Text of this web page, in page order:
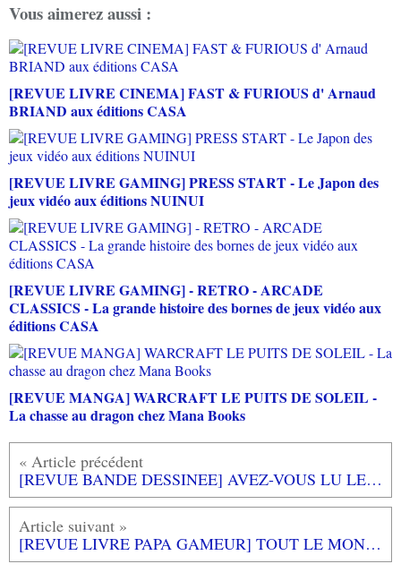
Vous aimerez aussi :
[REVUE LIVRE CINEMA] FAST & FURIOUS d' Arnaud
BRIAND aux éditions CASA
[REVUE LIVRE GAMING] PRESS START - Le Japon des
jeux vidéo aux éditions NUINUI
[REVUE LIVRE GAMING] - RETRO - ARCADE
CLASSICS - La grande histoire des bornes de jeux vidéo aux
éditions CASA
[REVUE MANGA] WARCRAFT LE PUITS DE SOLEIL -
La chasse au dragon chez Mana Books
[REVUE BANDE DESSINEE] AVEZ-VOUS LU LES CLASSIQUES DE LA LITTERATURE? aux éditions RUE DE SEVRES
[REVUE LIVRE PAPA GAMEUR] TOUT LE MONDE DANSE de Matthieu MAUDET aux éditions LOULOU & CIE